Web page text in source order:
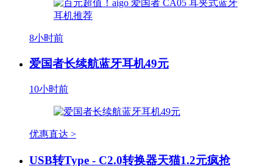
8小时前
爱国者长续航蓝牙耳机49元
10小时前
优惠直达 >
USB转Type - C2.0转换器天猫1.2元疯抢